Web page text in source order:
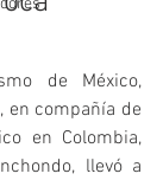
de México,
en compañía de
en Colombia,
llevó a